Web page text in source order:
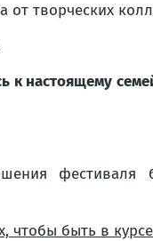
от творческих
к настоящему
фестиваля
чтобы быть в